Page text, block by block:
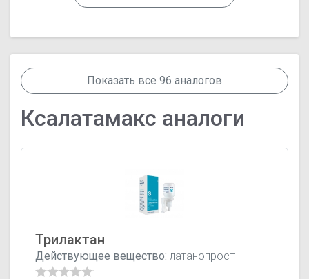
Показать все 96 аналогов
Ксалатамакс аналоги
Трилактан
Действующее вещество: латанопрост